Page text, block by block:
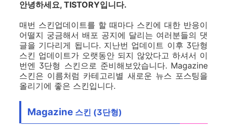
안녕하세요, TISTORY입니다.
매번 스킨업데이트를 할 때마다 스킨에 대한 반응이
어떨지 궁금해서 배포 공지에 달리는 여러분들의 댓
글을 기다리게 됩니다. 지난번 업데이트 이후 3단형
스킨 업데이트가 오랫동안 되지 않았다고 하셔서 이
번엔 3단형 스킨으로 준비해보았습니다. Magazine
스킨은 이름처럼 카테고리별 새로운 뉴스 포스팅을
올리기에 좋은 스킨입니다.
Magazine 스킨 (3단형)